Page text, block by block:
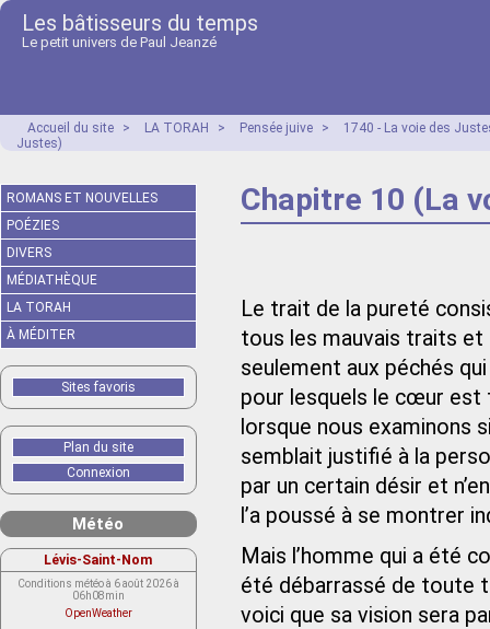
Les bâtisseurs du temps
Le petit univers de Paul Jeanzé
Accueil du site > LA TORAH > Pensée juive >
1740 - La voie des
Justes)
Chapitre 10 (La
Le trait de la pureté
tous les mauvais traits et
seulement aux péchés
pour lesquels le cœur est
lorsque nous examinons
semblait justifié à la
par un certain désir et
l’a poussé à se montrer
Mais l’homme qui a été
été débarrassé de toute
voici que sa vision sera
ROMANS ET NOUVELLES
POÉZIES
DIVERS
MÉDIATHÈQUE
LA TORAH
À MÉDITER
Sites favoris
Plan du site
Connexion
Météo
Lévis-Saint-Nom
Conditions météo à 6 août 2026 à
06h08min
OpenWeather